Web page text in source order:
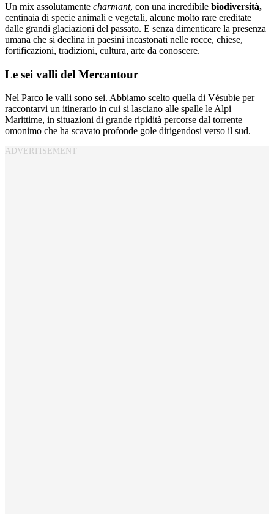
Un mix assolutamente charmant, con una incredibile biodiversità,
centinaia di specie animali e vegetali, alcune molto rare ereditate
dalle grandi glaciazioni del passato. E senza dimenticare la presenza
umana che si declina in paesini incastonati nelle rocce, chiese,
fortificazioni, tradizioni, cultura, arte da conoscere.
Le sei valli del Mercantour
Nel Parco le valli sono sei. Abbiamo scelto quella di Vésubie per
raccontarvi un itinerario in cui si lasciano alle spalle le Alpi
Marittime, in situazioni di grande ripidità percorse dal torrente
omonimo che ha scavato profonde gole dirigendosi verso il sud.